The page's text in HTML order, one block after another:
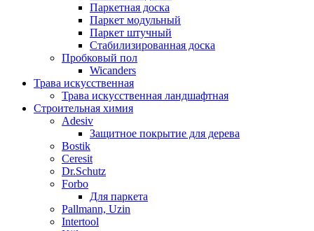
Паркетная доска
Паркет модульный
Паркет штучный
Стабилизированная доска
Пробковый пол
Wicanders
Трава искусственная
Трава искусственная ландшафтная
Строительная химия
Adesiv
Защитное покрытие для дерева
Bostik
Ceresit
Dr.Schutz
Forbo
Для паркета
Pallmann, Uzin
Intertool